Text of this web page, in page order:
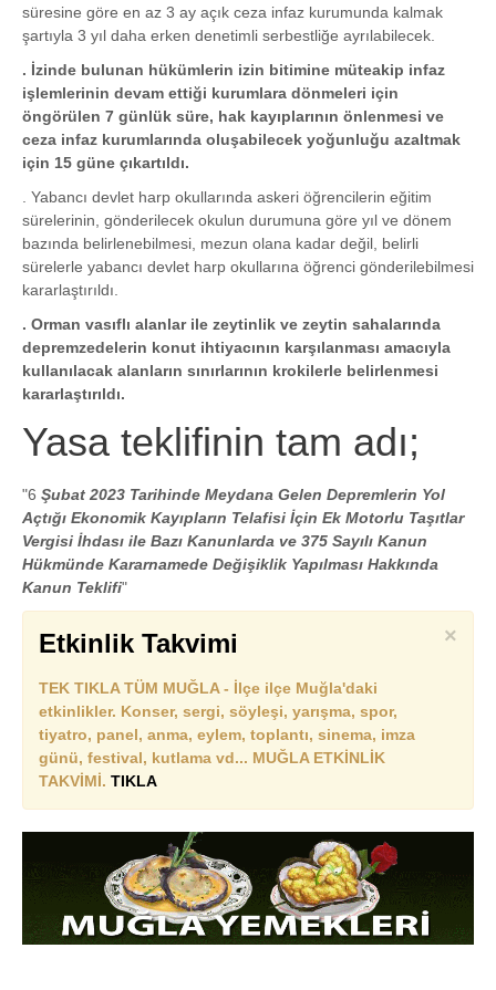
süresine göre en az 3 ay açık ceza infaz kurumunda kalmak
şartıyla 3 yıl daha erken denetimli serbestliğe ayrılabilecek.
. İzinde bulunan hükümlerin izin bitimine müteakip infaz
işlemlerinin devam ettiği kurumlara dönmeleri için
öngörülen 7 günlük süre, hak kayıplarının önlenmesi ve
ceza infaz kurumlarında oluşabilecek yoğunluğu azaltmak
için 15 güne çıkartıldı.
. Yabancı devlet harp okullarında askeri öğrencilerin eğitim
sürelerinin, gönderilecek okulun durumuna göre yıl ve dönem
bazında belirlenebilmesi, mezun olana kadar değil, belirli
sürelerle yabancı devlet harp okullarına öğrenci gönderilebilmesi
kararlaştırıldı.
. Orman vasıflı alanlar ile zeytinlik ve zeytin sahalarında
depremzedelerin konut ihtiyacının karşılanması amacıyla
kullanılacak alanların sınırlarının krokilerle belirlenmesi
kararlaştırıldı.
Yasa teklifinin tam adı;
"6 Şubat 2023 Tarihinde Meydana Gelen Depremlerin Yol
Açtığı Ekonomik Kayıpların Telafisi İçin Ek Motorlu Taşıtlar
Vergisi İhdası ile Bazı Kanunlarda ve 375 Sayılı Kanun
Hükmünde Kararnamede Değişiklik Yapılması Hakkında
Kanun Teklifi"
×
Etkinlik Takvimi
TEK TIKLA TÜM MUĞLA - İlçe ilçe Muğla'daki
etkinlikler. Konser, sergi, söyleşi, yarışma, spor,
tiyatro, panel, anma, eylem, toplantı, sinema, imza
günü, festival, kutlama vd... MUĞLA ETKİNLİK
TAKVİMİ. TIKLA